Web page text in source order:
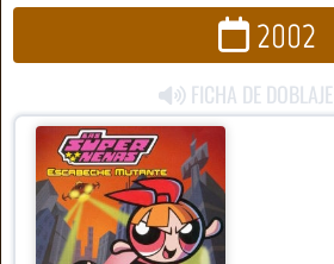
2002
FICHA DE DOBLAJE